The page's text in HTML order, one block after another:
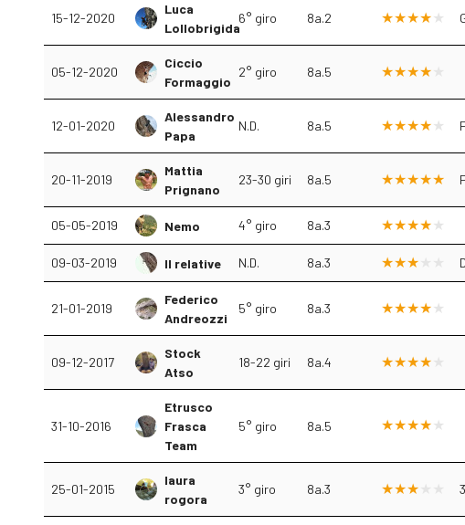
15-12-2020
Luca
Lollobrigida
6° giro 8a.2
05-12-2020
Ciccio
Formaggio
2° giro 8a.5
12-01-2020
Alessandro
Papa
N.D. 8a.5
20-11-2019
Mattia
Prignano
23-30 giri 8a.5
05-05-2019 Nemo 4° giro 8a.3
09-03-2019 Il relative N.D. 8a.3
21-01-2019
Federico
Andreozzi
5° giro 8a.3
09-12-2017
Stock
Atso
18-22 giri 8a.4
31-10-2016
Etrusco
Frasca
Team
5° giro 8a.5
25-01-2015
laura
rogora
3° giro 8a.3